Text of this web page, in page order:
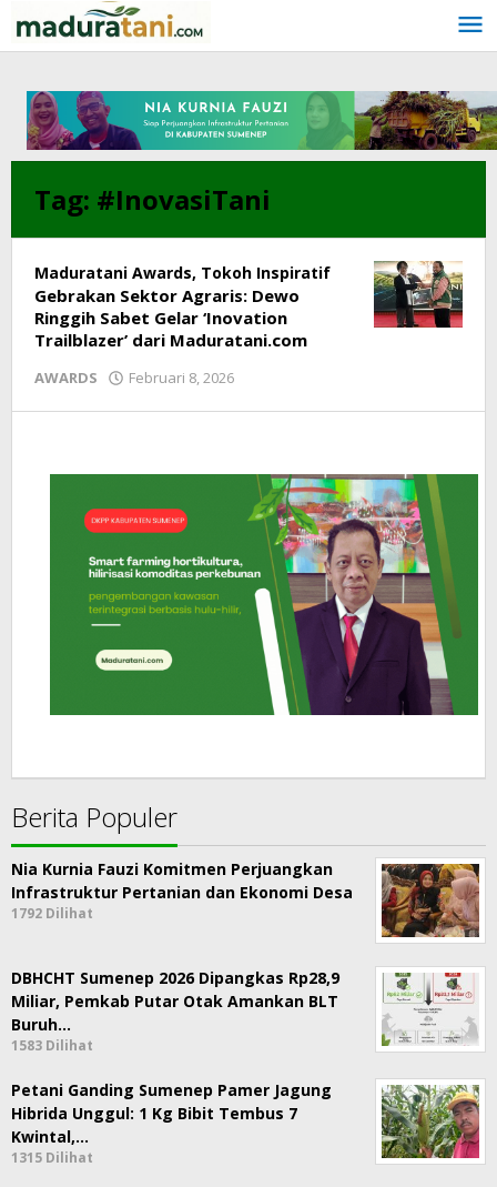
ke
konten
Tag: #InovasiTani
Maduratani Awards, Tokoh Inspiratif
Gebrakan Sektor Agraris: Dewo
Ringgih Sabet Gelar ‘Inovation
Trailblazer’ dari Maduratani.com
AWARDS Februari 8, 2026
Berita Populer
Nia Kurnia Fauzi Komitmen Perjuangkan
Infrastruktur Pertanian dan Ekonomi Desa
1792 Dilihat
DBHCHT Sumenep 2026 Dipangkas Rp28,9
Miliar, Pemkab Putar Otak Amankan BLT
Buruh…
1583 Dilihat
Petani Ganding Sumenep Pamer Jagung
Hibrida Unggul: 1 Kg Bibit Tembus 7
Kwintal,…
1315 Dilihat